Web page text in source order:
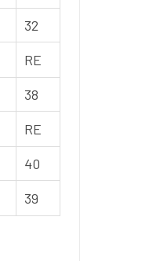
32
RE
38
RE
40
39